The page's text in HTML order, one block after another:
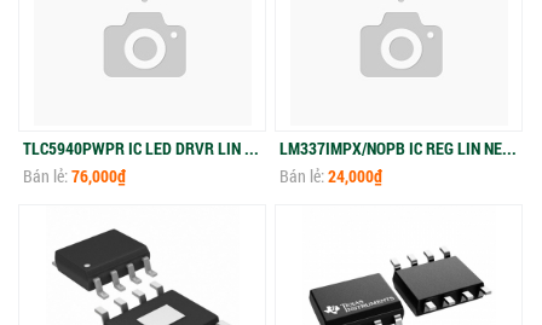
TLC5940PWPR IC LED DRVR LIN 120MA 28HTSSOP
Bán lẻ:76,000₫
LM337IMPX/NOPB IC REG LIN NEG ADJ 1.5A SOT223-4
Bán lẻ:24,000₫